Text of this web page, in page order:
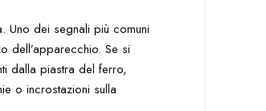
Uno dei segnali più comuni
dell’apparecchio. Se si
dalla piastra del ferro,
o incrostazioni sulla